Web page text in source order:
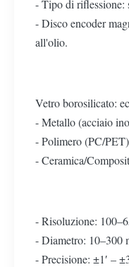
- Tipo di riflessione:
- Disco encoder
all'olio.
Vetro borosilicato:
- Metallo (acciaio
- Polimero (PC/
- Ceramica/
- Risoluzione:
- Diametro: 10–300
- Precisione: ±1′ –